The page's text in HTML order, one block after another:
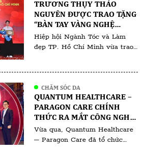
Chủ tịch phụ trách công tác
đào tạo ngành làm đẹp. Việc bà
Michelle Hồng Dư tiếp tục đảm
nhiệm vị trí này […]
TRƯƠNG THỤY THẢO
NGUYÊN ĐƯỢC TRAO TẶNG
“BÀN TAY VÀNG NGHỆ
THUẬT NGÀNH LÀM ĐẸP
VIỆT NAM 2025”
Hiệp hội Ngành Tóc và Làm
đẹp TP. Hồ Chí Minh vừa trao
Thảo Nguyên chuyên gia phun
xăm thẩm mỹ có hơn 10 năm
hoạt động trong lĩnh vực làm
đẹp. Theo đại diện Hiệp hội, […]
CHĂM SÓC DA
QUANTUM HEALTHCARE –
PARAGON CARE CHÍNH
THỨC RA MẮT CÔNG NGHỆ
RF ĐƠN CỰC VOLNEWMER:
ĐỊNH HÌNH CHUẨN MỰC
Vừa qua, Quantum Healthcare
– Paragon Care đã tổ chức